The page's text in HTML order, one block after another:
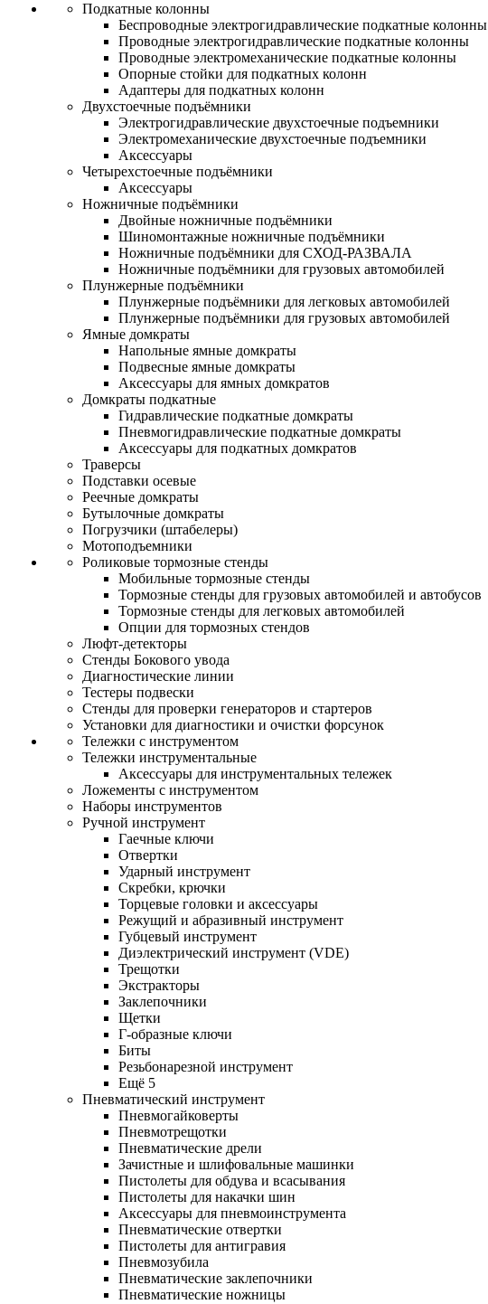
Подкатные колонны
Беспроводные электрогидравлические подкатные колонны
Проводные электрогидравлические подкатные колонны
Проводные электромеханические подкатные колонны
Опорные стойки для подкатных колонн
Адаптеры для подкатных колонн
Двухстоечные подъёмники
Электрогидравлические двухстоечные подъемники
Электромеханические двухстоечные подъемники
Аксессуары
Четырехстоечные подъёмники
Аксессуары
Ножничные подъёмники
Двойные ножничные подъёмники
Шиномонтажные ножничные подъёмники
Ножничные подъёмники для СХОД-РАЗВАЛА
Ножничные подъёмники для грузовых автомобилей
Плунжерные подъёмники
Плунжерные подъёмники для легковых автомобилей
Плунжерные подъёмники для грузовых автомобилей
Ямные домкраты
Напольные ямные домкраты
Подвесные ямные домкраты
Аксессуары для ямных домкратов
Домкраты подкатные
Гидравлические подкатные домкраты
Пневмогидравлические подкатные домкраты
Аксессуары для подкатных домкратов
Траверсы
Подставки осевые
Реечные домкраты
Бутылочные домкраты
Погрузчики (штабелеры)
Мотоподъемники
Роликовые тормозные стенды
Мобильные тормозные стенды
Тормозные стенды для грузовых автомобилей и автобусов
Тормозные стенды для легковых автомобилей
Опции для тормозных стендов
Люфт-детекторы
Стенды Бокового увода
Диагностические линии
Тестеры подвески
Стенды для проверки генераторов и стартеров
Установки для диагностики и очистки форсунок
Тележки с инструментом
Тележки инструментальные
Аксессуары для инструментальных тележек
Ложементы с инструментом
Наборы инструментов
Ручной инструмент
Гаечные ключи
Отвертки
Ударный инструмент
Скребки, крючки
Торцевые головки и аксессуары
Режущий и абразивный инструмент
Губцевый инструмент
Диэлектрический инструмент (VDE)
Трещотки
Экстракторы
Заклепочники
Щетки
Г-образные ключи
Биты
Резьбонарезной инструмент
Ещё 5
Пневматический инструмент
Пневмогайковерты
Пневмотрещотки
Пневматические дрели
Зачистные и шлифовальные машинки
Пистолеты для обдува и всасывания
Пистолеты для накачки шин
Аксессуары для пневмоинструмента
Пневматические отвертки
Пистолеты для антигравия
Пневмозубила
Пневматические заклепочники
Пневматические ножницы